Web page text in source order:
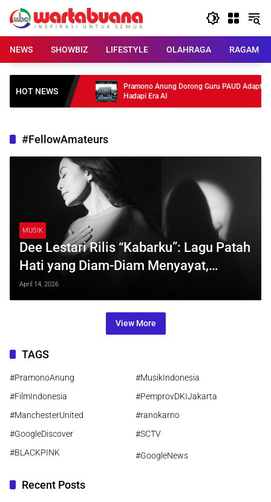
content
NEWS
SHOWBIZ LIFESTYLE OLAHRAGA RAGAM
HOT NEWS
ke Polisi, Ini
Pramono Anung Dorong Guru PAUD Adaptif
Hadapi Era AI
#FellowAmateurs
MUSIK
Dee Lestari Rilis “Kabarku”: Lagu Patah
Hati yang Diam-Diam Menyayat,
Relatable untuk Semua yang Pernah
“Baik-Baik Saja”
April 14, 2026
View More
TAGS
#PramonoAnung
#MusikIndonesia
#FilmIndonesia
#PemprovDKIJakarta
#ManchesterUnited
#ranokarno
#GoogleDiscover
#SCTV
#BLACKPINK
#GoogleNews
Recent Posts